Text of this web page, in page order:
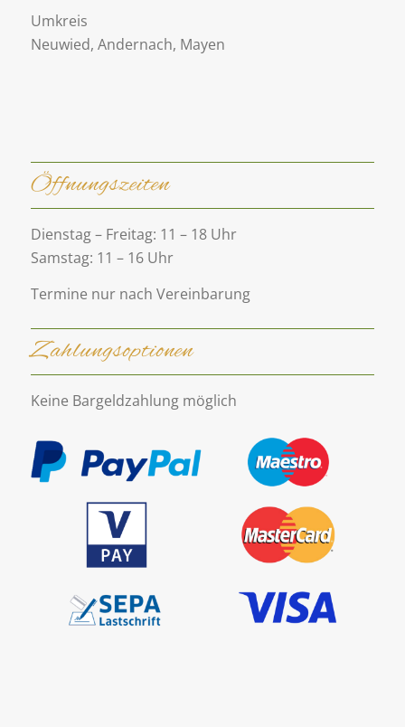
Umkreis
Neuwied, Andernach, Mayen
Öffnungszeiten
Dienstag – Freitag: 11 – 18 Uhr
Samstag: 11 – 16 Uhr
Termine nur nach Vereinbarung
Zahlungsoptionen
Keine Bargeldzahlung möglich